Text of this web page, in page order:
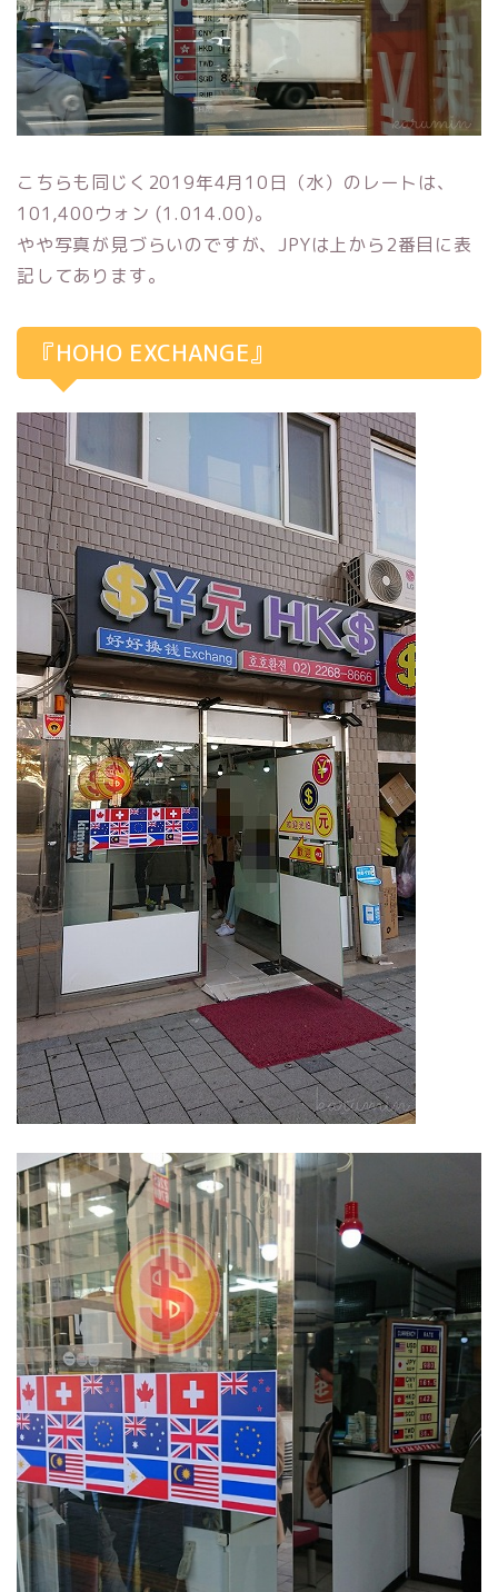
こちらも同じく2019年4月10日（水）のレートは、
101,400ウォン (1.014.00)。
やや写真が見づらいのですが、JPYは上から2番目に表
記してあります。
『HOHO EXCHANGE』